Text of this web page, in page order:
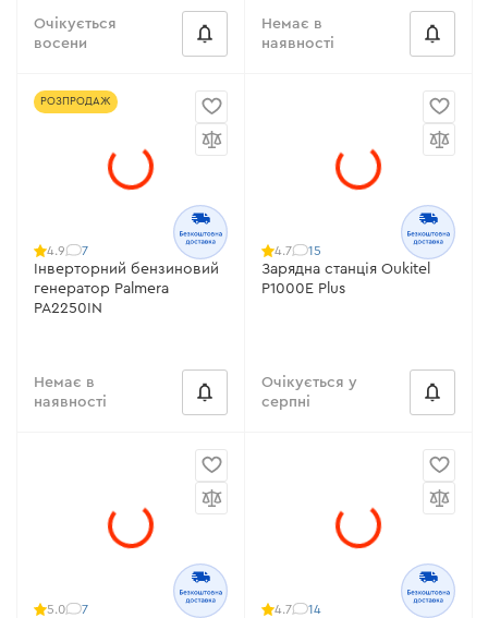
Очікується
восени
Немає в
наявності
РОЗПРОДАЖ
4.9 7
Інверторний бензиновий
генератор Palmera
PA2250IN
Немає в
наявності
4.7 15
Зарядна станція Oukitel
P1000E Plus
Очікується у
серпні
5.0 7 4.7 14